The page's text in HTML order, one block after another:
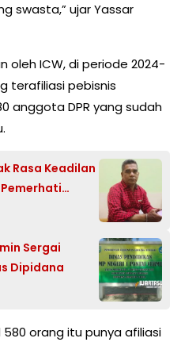
swasta,” ujar Yassar
oleh ICW, di periode 2024-
terafiliasi pebisnis
anggota DPR yang sudah
Rasa Keadilan
Sergai
Dipidana
orang itu punya afiliasi